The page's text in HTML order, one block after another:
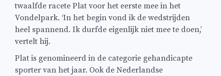
twaalfde racete Plat voor het eerste mee in het
Vondelpark. ‘In het begin vond ik de wedstrijden
heel spannend. Ik durfde eigenlijk niet mee te doen,’
vertelt hij.
Plat is genomineerd in de categorie gehandicapte
sporter van het jaar. Ook de Nederlandse